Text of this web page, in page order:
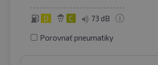
D C 73 dB
Porovnať pneumatiky